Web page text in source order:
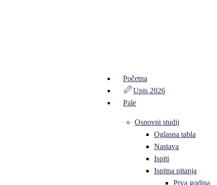
Početna
Upis 2026
Pale
Osnovni studij
Oglasna tabla
Nastava
Ispiti
Ispitna pitanja
Prva godina